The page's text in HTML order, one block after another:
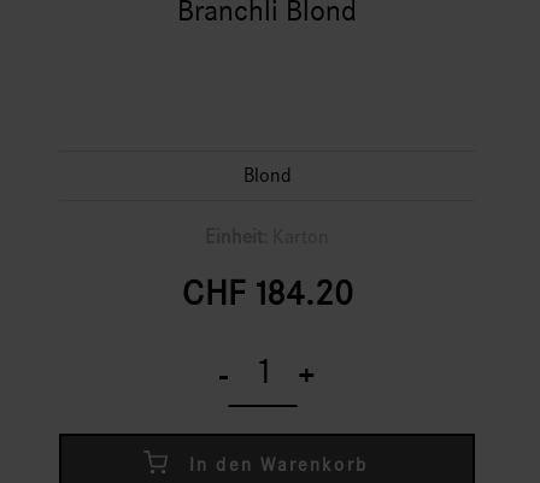
Branchli Blond
Blond
CHF 184.20
- +
In den Warenkorb